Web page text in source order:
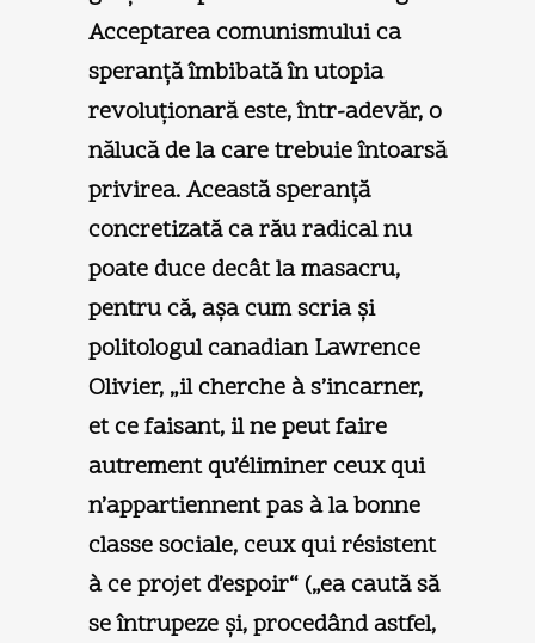
Acceptarea comunismului ca
speranţă îmbibată în utopia
revoluţionară este, într-adevăr, o
nălucă de la care trebuie întoarsă
privirea. Această speranţă
concretizată ca rău radical nu
poate duce decât la masacru,
pentru că, aşa cum scria şi
politologul canadian Lawrence
Olivier, „il cherche à s’incarner,
et ce faisant, il ne peut faire
autrement qu’éliminer ceux qui
n’appartiennent pas à la bonne
classe sociale, ceux qui résistent
à ce projet d’espoir“ („ea caută să
se întrupeze şi, procedând astfel,